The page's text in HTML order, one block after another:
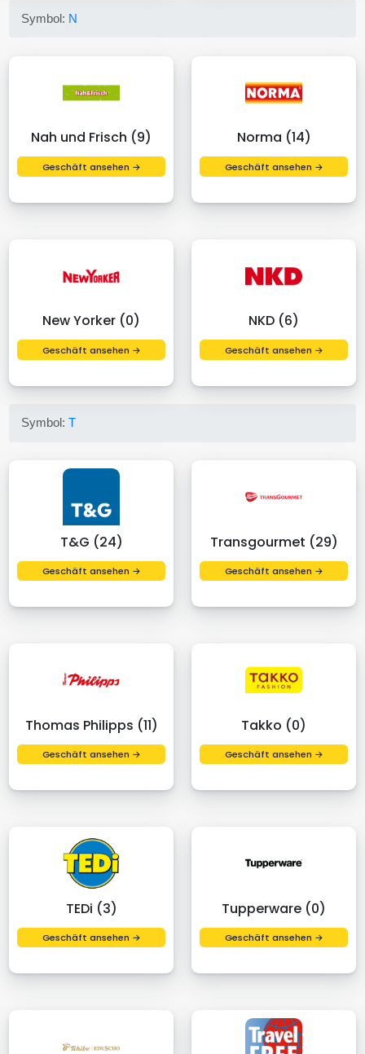
Symbol: N
Nah und Frisch (9)
Geschäft ansehen →
Norma (14)
Geschäft ansehen →
New Yorker (0)
Geschäft ansehen →
NKD (6)
Geschäft ansehen →
Symbol:T
T&G (24)
Geschäft ansehen →
Transgourmet (29)
Geschäft ansehen →
Thomas Philipps (11)
Geschäft ansehen →
Takko (0)
Geschäft ansehen →
TEDi (3)
Geschäft ansehen →
Tupperware (0)
Geschäft ansehen →